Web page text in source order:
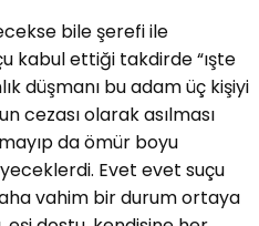
bile şerefi ile
kabul ettiği takdirde “ışte
düşmanı bu adam üç kişiyi
cezası olarak asılması
da ömür boyu
Evet evet suçu
vahim bir durum ortaya